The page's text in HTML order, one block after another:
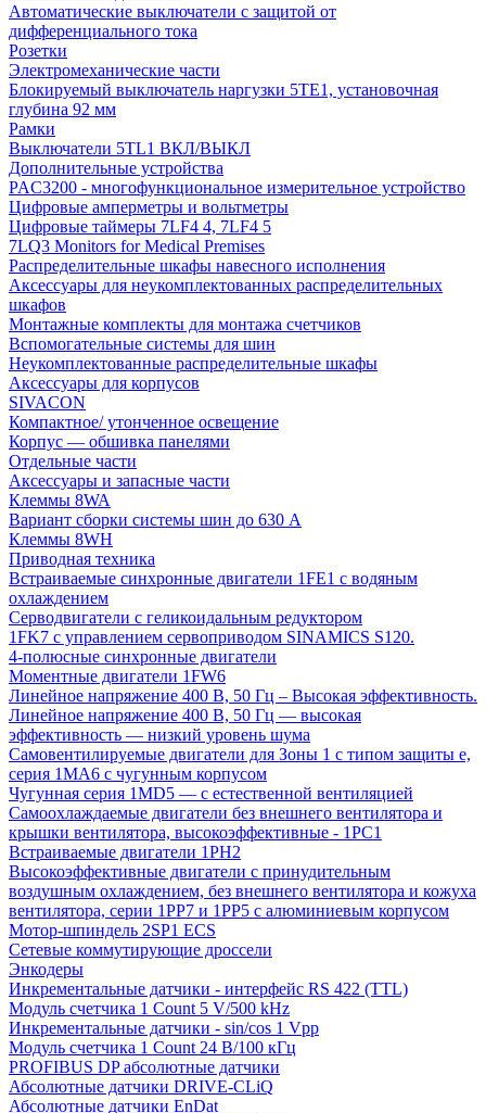
Автоматические выключатели с защитой от
дифференциального тока
Розетки
Электромеханические части
Блокируемый выключатель наргузки 5TE1, установочная
глубина 92 мм
Рамки
Выключатели 5TL1 ВКЛ/ВЫКЛ
Дополнительные устройства
PAC3200 - многофункциональное измерительное устройство
Цифровые амперметры и вольтметры
Цифровые таймеры 7LF4 4, 7LF4 5
7LQ3 Monitors for Medical Premises
Распределительные шкафы навесного исполнения
Аксессуары для неукомплектованных распределительных
шкафов
Монтажные комплекты для монтажа счетчиков
Вспомогательные системы для шин
Неукомплектованные распределительные шкафы
Аксессуары для корпусов
SIVACON
Компактное/ утонченное освещение
Корпус — обшивка панелями
Отдельные части
Аксессуары и запасные части
Клеммы 8WA
Вариант сборки системы шин до 630 A
Клеммы 8WH
Приводная техника
Встраиваемые синхронные двигатели 1FE1 с водяным
охлаждением
Серводвигатели с геликоидальным редуктором
1FK7 с управлением сервоприводом SINAMICS S120.
4-полюсные синхронные двигатели
Моментные двигатели 1FW6
Линейное напряжение 400 В, 50 Гц – Высокая эффективность.
Линейное напряжение 400 В, 50 Гц — высокая
эффективность — низкий уровень шума
Самовентилируемые двигатели для Зоны 1 с типом защиты e,
серия 1MA6 с чугунным корпусом
Чугунная серия 1MD5 — с естественной вентиляцией
Самоохлаждаемые двигатели без внешнего вентилятора и
крышки вентилятора, высокоэффективные - 1PC1
Встраиваемые двигатели 1PH2
Высокоэффективные двигатели с принудительным
воздушным охлаждением, без внешнего вентилятора и кожуха
вентилятора, серии 1PP7 и 1PP5 с алюминиевым корпусом
Мотор-шпиндель 2SP1 ECS
Сетевые коммутирующие дроссели
Энкодеры
Инкрементальные датчики - интерфейс RS 422 (TTL)
Модуль счетчика 1 Count 5 V/500 kHz
Инкрементальные датчики - sin/cos 1 Vpp
Модуль счетчика 1 Count 24 В/100 кГц
PROFIBUS DP абсолютные датчики
Абсолютные датчики DRIVE-CLiQ
Абсолютные датчики EnDat